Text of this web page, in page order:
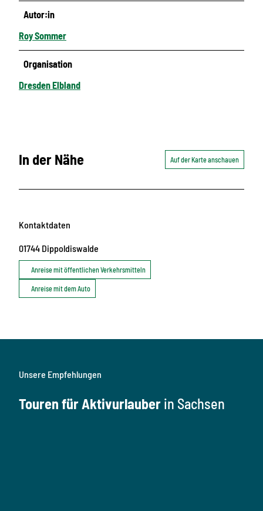
Autor:in
Roy Sommer
Organisation
Dresden Elbland
In der Nähe Auf der Karte anschauen
Kontaktdaten
01744 Dippoldiswalde
Anreise mit öffentlichen Verkehrsmitteln
Anreise mit dem Auto
Unsere Empfehlungen
Touren für Aktivurlauber in Sachsen